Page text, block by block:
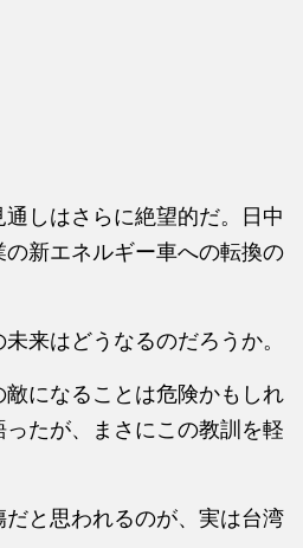
しはさらに絶望的だ。日中
新エネルギー車への転換の
来はどうなるのだろうか。
になることは危険かもしれ
たが、まさにこの教訓を軽
と思われるのが、実は台湾